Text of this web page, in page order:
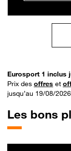
Eurosport 1 inclus
Prix des offres et
jusqu’au 19/08/
Les bons